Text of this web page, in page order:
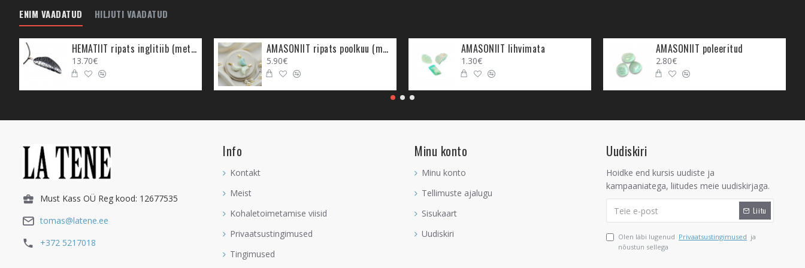
tuvastada, mis on sinu eesmärk ja anne, aidates sul seda ka ise märgata ning sellel alal edukaks saada. Ahhaat toob
inspiratsiooni, aidates sul luua seda, mida maailm sinu käest soovib saada. Too see enda ellu ja lase sel end üllatada.
Ahhaati on kasulik hoida sul enda töökeskkonnas, et see saaks töötegemise ajal sind väga heade ideede tekkimisega
üllatada. Ahhaati hoia enda lähedal, kui sa tööle keskendud, siis see aitab sind selles, mis on seotud sinu eesmärgiga ja
saatusega ehk sinu andega. Eriti kasulik on Ahhaat neile, kes on enda ande üles leidnud ja teevad seda, mida nad ka
Ahhaat aitab mõistusel ja südamel koostööd teha, aidates intuitsioonil täpsemaks ja selgemaks muutuda. Ahhaat ei luba
mõistusel muuta südame tunnetust ja ka täpselt ka vastupidi ei lase Ahhaat südametunnetusel mõistusel ära kaduda.
Ahhaat muudab intuitsiooni tugevaks, aidates sul täpselt teada seda, millal sa mida tegema pead ja mis on antud hetkel
sinu jaoks kõige õigem tegutsemine.
Ahhaadi jaoks sobib koht sinu majapidamises, kus sa hoiad enda isikliku arengu jaoks kristalle. Kui sa oled juba loonud
intuitsioonikristallide komplekti, siis lisa kindlasti ka Ahhaat teiste intuitsioonikristallide sekka. Ahhaat aitab sul selgelt tajuda
ja tunda nii, et sinu süda ja mõistus suudaksid koostööd teha. Lisaks sellele aitab Ahhaat valenägemusi ja valet tunnetamist
ära hoida. Väga kasulik on erineval kujul Ahhaati enda kodus hoida, nii geoodilisi, kujusid kui ka poleeritud kujul.
ENIM VAADATUD HILJUTI VAADATUD
HEMATIIT ripats inglitiib (metall)
13.70€
AMASONIIT ripats poolkuu (metall)
5.90€
AMASONIIT lihvimata
1.30€
AMASONIIT poleeritud
2.80€
Must Kass OÜ Reg kood: 12677535
tomas@latene.ee
+372 5217018
Info
Kontakt
Meist
Kohaletoimetamise viisid
Privaatsustingimused
Tingimused
Minu konto
Minu konto
Tellimuste ajalugu
Sisukaart
Uudiskiri
Uudiskiri
Hoidke end kursis uudiste ja
kampaaniatega, liitudes meie uudiskirjaga.
Liitu
Olen läbi lugenud Privaatsustingimused ja
nõustun sellega